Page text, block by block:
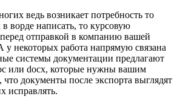
ведь возникает потребность то
в ворде написать, то курсовую
отправкой в компанию вашей
некоторых работа напрямую связана
системы документации предлагают
или docx, которые нужны вашим
что документы после экспорта выглядят
исправлять.